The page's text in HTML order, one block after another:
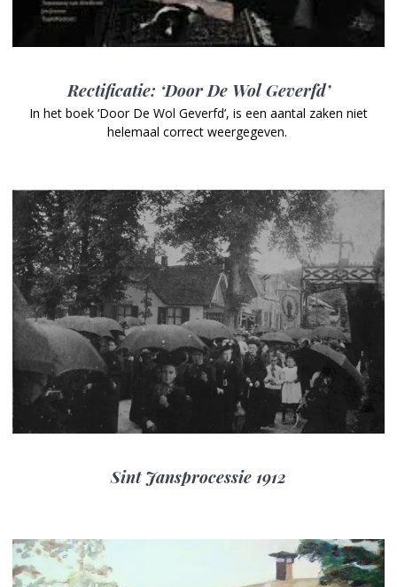
Rectificatie: ‘Door De Wol Geverfd’
In het boek ‘Door De Wol Geverfd’, is een aantal zaken niet
helemaal correct weergegeven.
Sint Jansprocessie 1912